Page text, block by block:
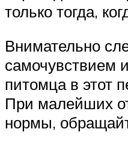
только тогда,
Внимательно
самочувствием
питомца в этот
При малейших
нормы,